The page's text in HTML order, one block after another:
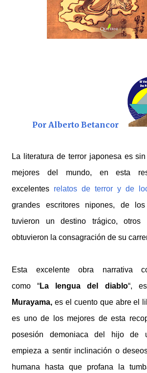
Por Alberto Betancor
La literatura de terror japonesa es
mejores del mundo, en esta
excelentes relatos de terror y de
grandes escritores nipones, de
tuvieron un destino trágico, otros
obtuvieron la consagración de su
Esta excelente obra narrativa
como“La lengua del diablo“,
Murayama, es el cuento que abre el
es uno de los mejores de esta
posesión demoniaca del hijo de
empieza a sentir inclinación o
humana hasta que profana la